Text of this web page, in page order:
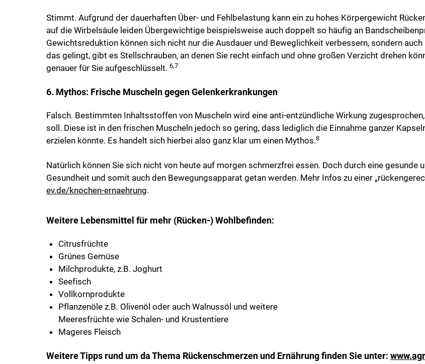
Stimmt. Aufgrund der dauerhaften Über- und Fehlbelastung kann ein zu hohes Körpergewicht
auf die Wirbelsäule leiden Übergewichtige beispielsweise auch doppelt so häufig an
Gewichtsreduktion können sich nicht nur die Ausdauer und Beweglichkeit verbessern, sondern
das gelingt, gibt es Stellschrauben, an denen Sie recht einfach und ohne großen Verzicht drehen
genauer für Sie aufgeschlüsselt. 6,7
6. Mythos: Frische Muscheln gegen Gelenkerkrankungen
Falsch. Bestimmten Inhaltsstoffen von Muscheln wird eine anti-entzündliche Wirkung
soll. Diese ist in den frischen Muscheln jedoch so gering, dass lediglich die Einnahme ganzer
erzielen könnte. Es handelt sich hierbei also ganz klar um einen Mythos.8
Natürlich können Sie sich nicht von heute auf morgen schmerzfrei essen. Doch durch eine gesunde
Gesundheit und somit auch den Bewegungsapparat getan werden. Mehr Infos zu einer
ev.de/knochen-ernaehrung.
Weitere Lebensmittel für mehr (Rücken-) Wohlbefinden:
Citrusfrüchte
Grünes Gemüse
Milchprodukte, z.B. Joghurt
Seefisch
Vollkornprodukte
Pflanzenöle z.B. Olivenöl oder auch Walnussöl und weitere
Meeresfrüchte wie Schalen- und Krustentiere
Mageres Fleisch
Weitere Tipps rund um da Thema Rückenschmerzen und Ernährung finden Sie unter: